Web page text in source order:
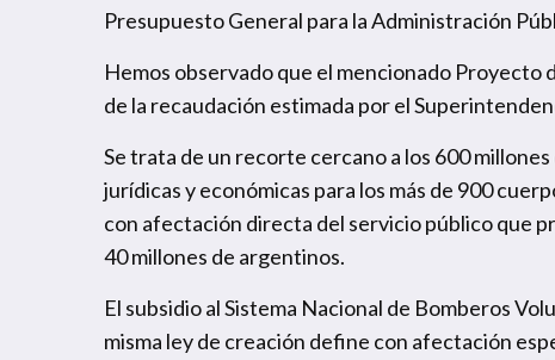
Presupuesto General para la Administración
Hemos observado que el mencionado Proyecto
de la recaudación estimada por el
Se trata de un recorte cercano a los 600
jurídicas y económicas para los más de 900
con afectación directa del servicio público que
40 millones de argentinos.
El subsidio al Sistema Nacional de Bomberos
misma ley de creación define con afectación